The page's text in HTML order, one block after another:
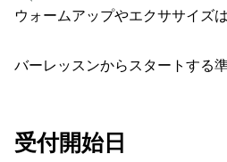
ウォームアップやエクササイズ
バーレッスンからスタートする
受付開始日